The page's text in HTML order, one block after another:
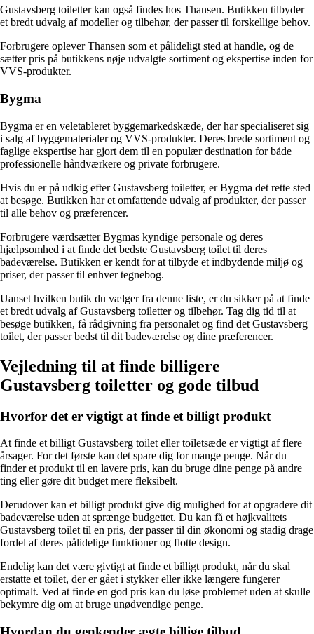
Gustavsberg toiletter kan også findes hos Thansen. Butikken tilbyder
et bredt udvalg af modeller og tilbehør, der passer til forskellige behov.
Forbrugere oplever Thansen som et pålideligt sted at handle, og de
sætter pris på butikkens nøje udvalgte sortiment og ekspertise inden for
VVS-produkter.
Bygma
Bygma er en veletableret byggemarkedskæde, der har specialiseret sig
i salg af byggematerialer og VVS-produkter. Deres brede sortiment og
faglige ekspertise har gjort dem til en populær destination for både
professionelle håndværkere og private forbrugere.
Hvis du er på udkig efter Gustavsberg toiletter, er Bygma det rette sted
at besøge. Butikken har et omfattende udvalg af produkter, der passer
til alle behov og præferencer.
Forbrugere værdsætter Bygmas kyndige personale og deres
hjælpsomhed i at finde det bedste Gustavsberg toilet til deres
badeværelse. Butikken er kendt for at tilbyde et indbydende miljø og
priser, der passer til enhver tegnebog.
Uanset hvilken butik du vælger fra denne liste, er du sikker på at finde
et bredt udvalg af Gustavsberg toiletter og tilbehør. Tag dig tid til at
besøge butikken, få rådgivning fra personalet og find det Gustavsberg
toilet, der passer bedst til dit badeværelse og dine præferencer.
Vejledning til at finde billigere
Gustavsberg toiletter og gode tilbud
Hvorfor det er vigtigt at finde et billigt produkt
At finde et billigt Gustavsberg toilet eller toiletsæde er vigtigt af flere
årsager. For det første kan det spare dig for mange penge. Når du
finder et produkt til en lavere pris, kan du bruge dine penge på andre
ting eller gøre dit budget mere fleksibelt.
Derudover kan et billigt produkt give dig mulighed for at opgradere dit
badeværelse uden at sprænge budgettet. Du kan få et højkvalitets
Gustavsberg toilet til en pris, der passer til din økonomi og stadig drage
fordel af deres pålidelige funktioner og flotte design.
Endelig kan det være givtigt at finde et billigt produkt, når du skal
erstatte et toilet, der er gået i stykker eller ikke længere fungerer
optimalt. Ved at finde en god pris kan du løse problemet uden at skulle
bekymre dig om at bruge unødvendige penge.